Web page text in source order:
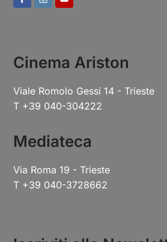
Cinema Ariston
Viale Romolo Gessi 14 - Trieste
T +39 040-304222
Mediateca
Via Roma 19 - Trieste
T +39 040-3728662